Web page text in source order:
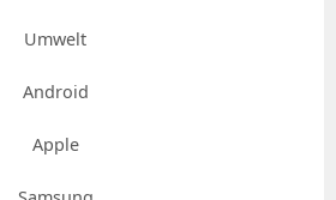
Umwelt
Android
Apple